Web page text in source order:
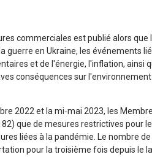
commerciales est publié alors que
en Ukraine, les événements
et de l'énergie, l'inflation, ainsi
conséquences sur l'environnement
2022 et la mi‑mai 2023, les
que de mesures restrictives pour
liées à la pandémie. Le nombre
pour la troisième fois depuis le